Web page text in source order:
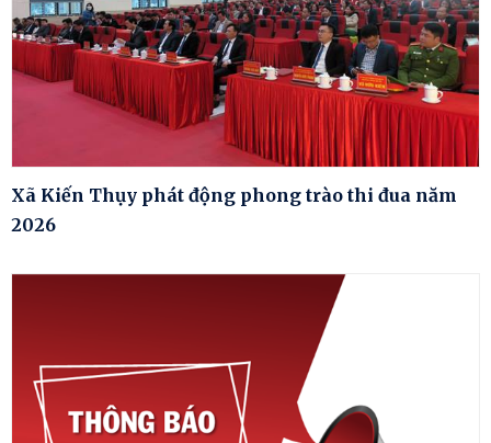
Xã Kiến Thụy phát động phong trào thi đua năm
2026